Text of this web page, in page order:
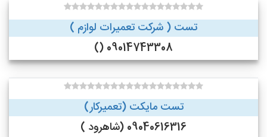
تست ( شرکت تعمیرات لوازم )
09014743308 ()
تست مایکت (تعمیرکار)
09040616316 (شاهرود )